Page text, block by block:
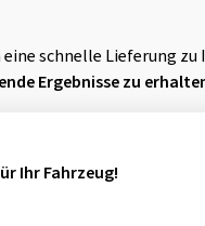
schnelle Lieferung
Ergebnisse zu
Ihr Fahrzeug!